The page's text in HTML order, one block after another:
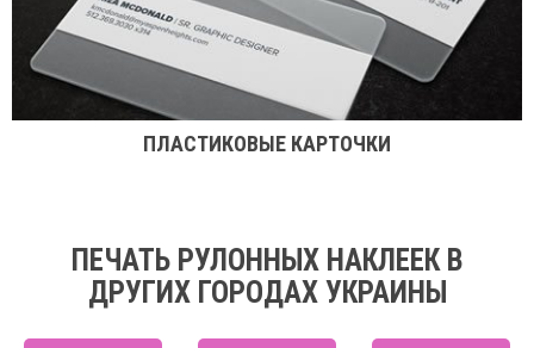
ПЛАСТИКОВЫЕ КАРТОЧКИ
ПЕЧАТЬ РУЛОННЫХ НАКЛЕЕК В
ДРУГИХ ГОРОДАХ УКРАИНЫ